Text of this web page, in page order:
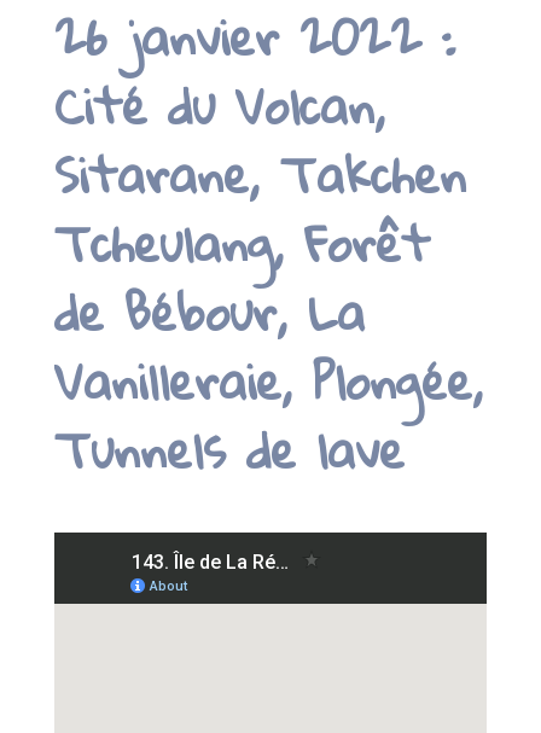
26 janvier 2022 :
Cité du Volcan,
Sitarane, Takchen
Tcheulang, Forêt
de Bébour, La
Vanilleraie, Plongée,
Tunnels de lave